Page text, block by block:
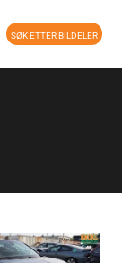
SØK ETTER BILDELER